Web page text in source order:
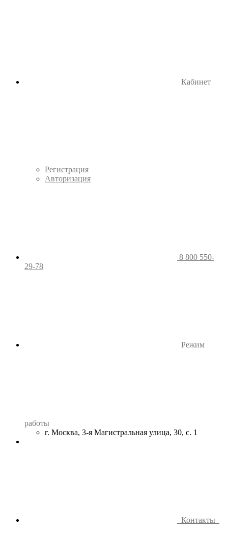
Кабинет
Регистрация
Авторизация
8 800 550-
29-78
Режим
работы
г. Москва, 3-я Магистральная улица, 30, с. 1
Контакты